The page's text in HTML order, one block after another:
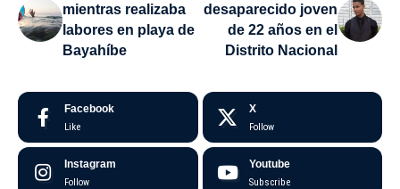
mientras realizaba
labores en playa de
Bayahíbe
desaparecido joven
de 22 años en el
Distrito Nacional
Facebook
Like
X
Follow
Instagram
Follow
Youtube
Subscribe